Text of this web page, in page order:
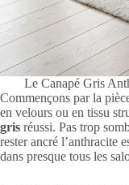
Le Canapé Gris
Commençons par la
en velours ou en tissu
gris réussi. Pas trop
rester ancré l’anthracite
dans presque tous les